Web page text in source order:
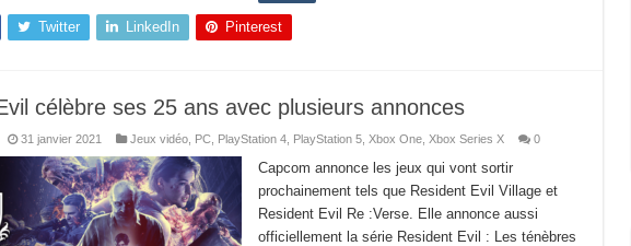
Twitter LinkedIn Pinterest
célèbre ses 25 ans avec plusieurs annonces
31 janvier 2021 Jeux vidéo, PC, PlayStation 4, PlayStation 5, Xbox One, Xbox Series X 0
Capcom annonce les jeux qui vont sortir
prochainement tels que Resident Evil Village et
Resident Evil Re :Verse. Elle annonce aussi
officiellement la série Resident Evil : Les ténèbres